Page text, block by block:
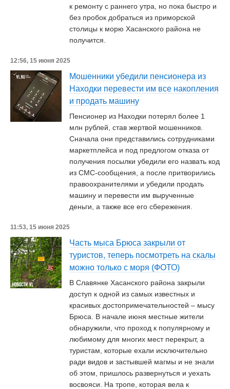
к ремонту с раннего утра, но пока быстро и
без пробок добраться из приморской
столицы к морю Хасанского района не
получится.
12:56, 15 июня 2025
Мошенники убедили пенсионера из
Находки перевести им все накопления
и продать машину
Пенсионер из Находки потерял более 1
млн рублей, став жертвой мошенников.
Сначала они представились сотрудниками
маркетплейса и под предлогом отказа от
получения посылки убедили его назвать код
из СМС-сообщения, а после притворились
правоохранителями и убедили продать
машину и перевести им вырученные
деньги, а также все его сбережения.
11:53, 15 июня 2025
Часть мыса Брюса закрыли от
туристов, теперь посмотреть на скалы
можно только с моря (ФОТО)
В Славянке Хасанского района закрыли
доступ к одной из самых известных и
красивых достопримечательностей – мысу
Брюса. В начале июня местные жители
обнаружили, что проход к популярному и
любимому для многих мест перекрыт, а
туристам, которые ехали исключительно
ради видов и застывшей магмы и не знали
об этом, пришлось развернуться и уехать
восвояси. На тропе, которая вела к